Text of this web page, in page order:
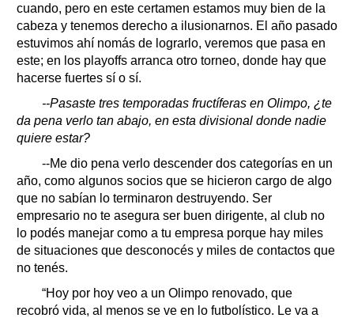
cuando, pero en este certamen estamos muy bien de la
cabeza y tenemos derecho a ilusionarnos. El año pasado
estuvimos ahí nomás de lograrlo, veremos que pasa en
este; en los playoffs arranca otro torneo, donde hay que
hacerse fuertes sí o sí.
--Pasaste tres temporadas fructíferas en Olimpo, ¿te
da pena verlo tan abajo, en esta divisional donde nadie
quiere estar?
--Me dio pena verlo descender dos categorías en un
año, como algunos socios que se hicieron cargo de algo
que no sabían lo terminaron destruyendo. Ser
empresario no te asegura ser buen dirigente, al club no
lo podés manejar como a tu empresa porque hay miles
de situaciones que desconocés y miles de contactos que
no tenés.
“Hoy por hoy veo a un Olimpo renovado, que
recobró vida, al menos se ve en lo futbolístico. Le va a